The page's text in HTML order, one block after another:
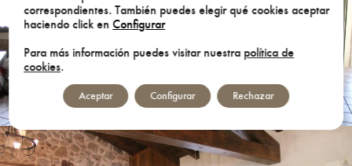
correspondientes. También puedes elegir qué cookies aceptar
haciendo click enConfigurar
Para más información puedes visitar nuestra política de
cookies.
Aceptar Rechazar
Configurar